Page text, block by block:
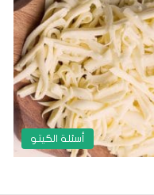
أسئلة الكيتو